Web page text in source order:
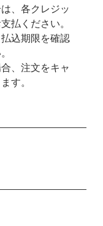
、各クレジッ
払ください。
込期限を確認
、注文をキャ
す。